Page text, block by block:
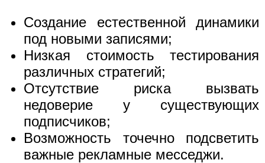
Создание естественной динамики
под новыми записями;
Низкая стоимость тестирования
различных стратегий;
Отсутствие риска вызвать
недоверие у существующих
подписчиков;
Возможность точечно подсветить
важные рекламные месседжи.